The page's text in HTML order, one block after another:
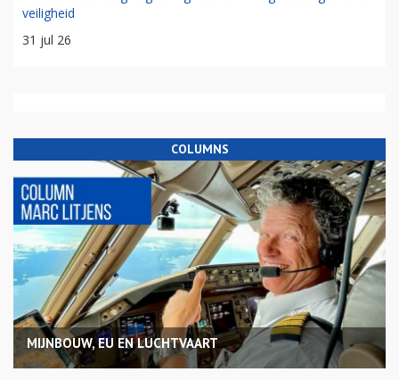
veiligheid
31 jul 26
COLUMNS
MIJNBOUW, EU EN LUCHTVAART